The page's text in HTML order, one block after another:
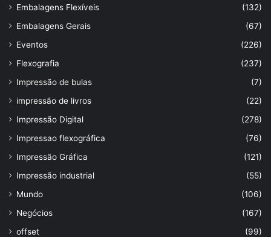
Embalagens Flexíveis
(132)
Embalagens Gerais
(67)
Eventos
(226)
Flexografia
(237)
Impressão de bulas
(7)
impressão de livros
(22)
Impressão Digital
(278)
Impressao flexográfica
(76)
Impressão Gráfica
(121)
Impressão industrial
(55)
Mundo
(106)
Negócios
(167)
offset
(99)